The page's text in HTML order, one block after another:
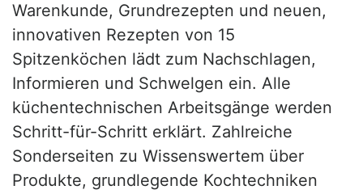
Warenkunde, Grundrezepten und neuen,
innovativen Rezepten von 15
Spitzenköchen lädt zum Nachschlagen,
Informieren und Schwelgen ein. Alle
küchentechnischen Arbeitsgänge werden
Schritt-für-Schritt erklärt. Zahlreiche
Sonderseiten zu Wissenswertem über
Produkte, grundlegende Kochtechniken